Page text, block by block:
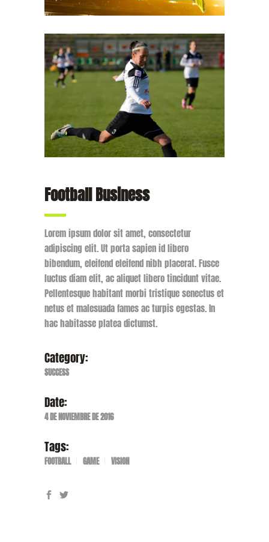
Free
Football Business
Lorem ipsum dolor sit amet, consectetur
adipiscing elit. Ut porta sapien id libero
bibendum, eleifend eleifend nibh placerat. Fusce
luctus diam elit, ac aliquet libero tincidunt vitae.
Pellentesque habitant morbi tristique senectus et
netus et malesuada fames ac turpis egestas. In
hac habitasse platea dictumst.
Category:
SUCCESS
Date:
4 DE NOVIEMBRE DE 2016
Tags:
FOOTBALL GAME VISION